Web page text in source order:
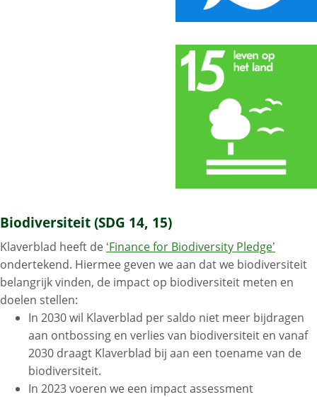
Biodiversiteit (SDG 14, 15)
Klaverblad heeft de ‘Finance for Biodiversity Pledge’
ondertekend. Hiermee geven we aan dat we biodiversiteit
belangrijk vinden, de impact op biodiversiteit meten en
doelen stellen:
In 2030 wil Klaverblad per saldo niet meer bijdragen
aan ontbossing en verlies van biodiversiteit en vanaf
2030 draagt Klaverblad bij aan een toename van de
biodiversiteit.
In 2023 voeren we een impact assessment